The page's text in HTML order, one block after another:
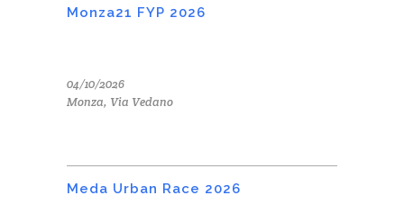
Monza21 FYP 2026
04/10/2026
Monza, Via Vedano
Meda Urban Race 2026